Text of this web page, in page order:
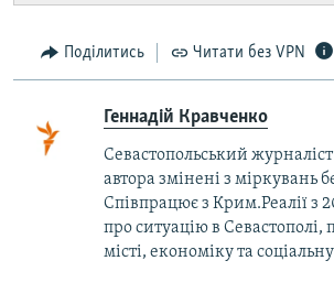
Поділитись Читати без VPN
Геннадій Кравченко
Севастопольський
автора змінені з міркувань
Співпрацює з Крим.Реалії з
про ситуацію в Севастополі,
місті, економіку та